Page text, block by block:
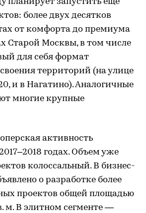
более двух десятков
от комфорта до премиума
Старой Москвы, в том числе
для себя формат
территорий (на улице
и в Нагатино). Аналогичные
многие крупные
активность
годах. Объем уже
колоссальный. В бизнес-
о разработке более
проектов общей площадью
м. В элитном сегменте —